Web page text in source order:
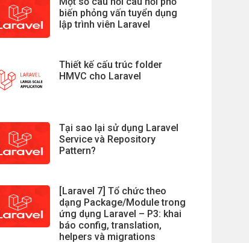
biến phỏng vấn tuyển dụng
lập trình viên Laravel
Thiết kế cấu trúc folder
HMVC cho Laravel
Tại sao lại sử dụng Laravel
Service và Repository
Pattern?
[Laravel 7] Tổ chức theo
dạng Package/Module trong
ứng dụng Laravel – P3: khai
báo config, translation,
helpers và migrations